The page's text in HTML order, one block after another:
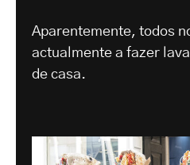
Aparentemente, todos
actualmente a fazer
de casa.